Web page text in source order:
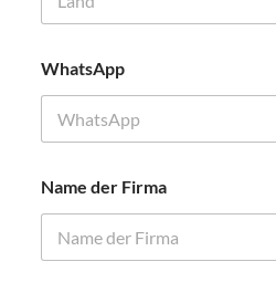
WhatsApp
Name der Firma